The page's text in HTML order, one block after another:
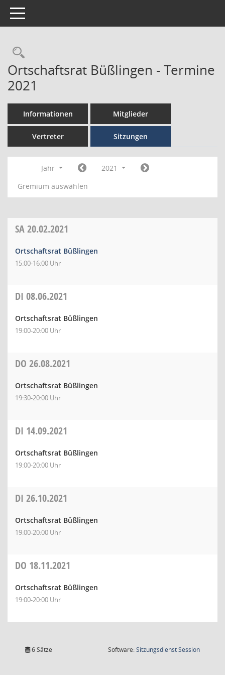
Toggle navigation
Ortschaftsrat Büßlingen - Termine
2021
Informationen Mitglieder
Vertreter Sitzungen
Jahr
2021
Gremium auswählen
SA20.02.2021
Ortschaftsrat Büßlingen
15:00-16:00 Uhr
DI 08.06.2021
Ortschaftsrat Büßlingen
19:00-20:00 Uhr
DO 26.08.2021
Ortschaftsrat Büßlingen
19:30-20:00 Uhr
DI 14.09.2021
Ortschaftsrat Büßlingen
19:00-20:00 Uhr
DI 26.10.2021
Ortschaftsrat Büßlingen
19:00-20:00 Uhr
DO 18.11.2021
Ortschaftsrat Büßlingen
19:00-20:00 Uhr
6 Sätze Software:SitzungsdienstSession(Wird in